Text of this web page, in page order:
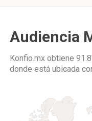
Audiencia
Konfio.mx obtiene
donde está ubicada